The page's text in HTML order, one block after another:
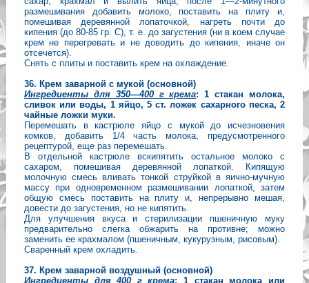
размешивания добавить молоко, поставить на плиту и,
помешивая деревянной лопаточкой, нагреть почти до
кипения (до 80-85 гр. С), т. е. до загустения (ни в коем случае
крем не перегревать и не доводить до кипения, иначе он
отсечется).
Снять с плиты и поставить крем на охлаждение.
36. Крем заварной с мукой (основной)
Ингредиенты для 350—400 г крема: 1 стакан молока,
сливок или воды, 1 яйцо, 5 ст. ложек сахарного песка, 2
чайные ложки муки.
Перемешать в кастрюле яйцо с мукой до исчезновения
комков, добавить 1/4 часть молока, предусмотренного
рецептурой, еще раз перемешать.
В отдельной кастрюле вскипятить остальное молоко с
сахаром, помешивая деревянной лопаткой. Кипящую
молочную смесь вливать тонкой струйкой в яично-мучную
массу при одновременном размешивании лопаткой, затем
общую смесь поставить на плиту и, непрерывно мешая,
довести до загустения, но не кипятить.
Для улучшения вкуса и стерилизации пшеничную муку
предварительно слегка обжарить на противне; можно
заменить ее крахмалом (пшеничным, кукурузным, рисовым).
Сваренный крем охладить.
37. Крем заварной воздушный (основной)
Ингредиенты для 400 г крема: 1 стакан молока или